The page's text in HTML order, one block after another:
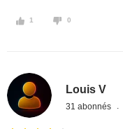
1 0
Louis V
31 abonnés